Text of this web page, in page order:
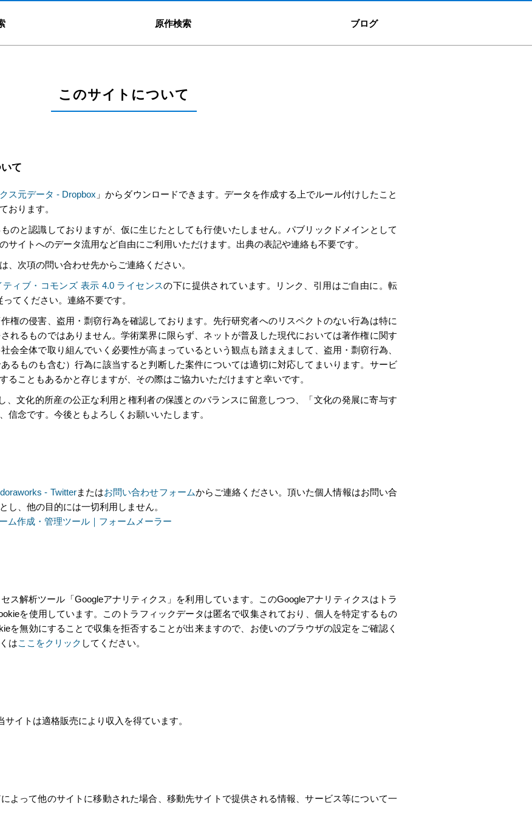
原作検索 ブログ
このサイトについて
て
ス元データ - Dropbox 」からダウンロードできます。データを作成する上でルール付けしたこと
おります。
のと認識しておりますが、仮に生じたとしても行使いたしません。パブリックドメインとして
サイトへのデータ流用など自由にご利用いただけます。出典の表記や連絡も不要です。
、次項の問い合わせ先からご連絡ください。
ティブ・コモンズ 表示 4.0 ライセンスの下に提供されています。リンク、引用はご自由に。転
てください。連絡不要です。
権の侵害、盗用・剽窃行為を確認しております。先行研究者へのリスペクトのない行為は特に
れるものではありません。学術業界に限らず、ネットが普及した現代においては著作権に関す
会全体で取り組んでいく必要性が高まっているという観点も踏まえまして、盗用・剽窃行為、
るものも含む）行為に該当すると判断した案件については適切に対応してまいります。サービ
ることもあるかと存じますが、その際はご協力いただけますと幸いです。
、文化的所産の公正な利用と権利者の保護とのバランスに留意しつつ、「文化の発展に寄与す
信念です。今後ともよろしくお願いいたします。
- Twitterまたはお問い合わせフォームからご連絡ください。頂いた個人情報はお問い合
し、他の目的には一切利用しません。
ス解析ツール「Googleアナリティクス」を利用しています。このGoogleアナリティクスはトラ
を使用しています。このトラフィックデータは匿名で収集されており、個人を特定するもの
を無効にすることで収集を拒否することが出来ますので、お使いのブラウザの設定をご確認く
はここをクリック してください。
イトは適格販売により収入を得ています。
よって他のサイトに移動された場合、移動先サイトで提供される情報、サービス等について一